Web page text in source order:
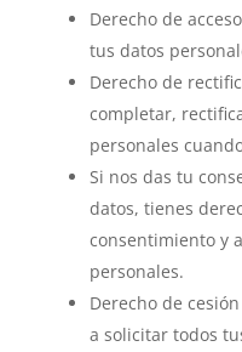
Derecho de
tus datos
Derecho de
completar,
personales
Si nos das tu
datos, tienes
consentimiento y
personales.
Derecho de
a solicitar todos